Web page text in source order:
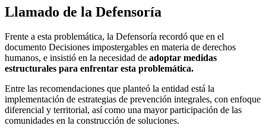
Llamado de la Defensoría
Frente a esta problemática, la Defensoría recordó que en el
documento Decisiones impostergables en materia de derechos
humanos, e insistió en la necesidad de adoptar medidas
estructurales para enfrentar esta problemática.
Entre las recomendaciones que planteó la entidad está la
implementación de estrategias de prevención integrales, con enfoque
diferencial y territorial, así como una mayor participación de las
comunidades en la construcción de soluciones.